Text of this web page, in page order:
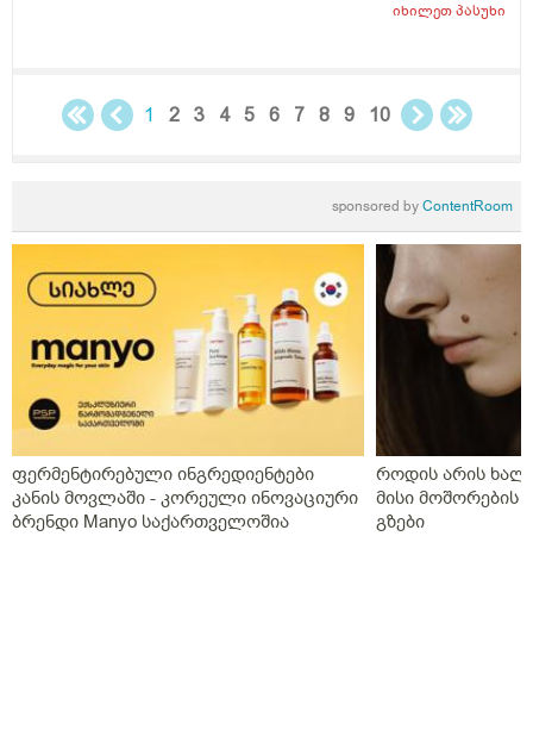
იხილეთპასუხი
1 2 3 4 5 6 7 8 9 10
sponsored byContentRoom
ფერმენტირებული ინგრედიენტები
კანის მოვლაში - კორეული ინოვაციური
ბრენდი Manyo საქართველოშია
როდის არის
მისი მოშორების
გზები